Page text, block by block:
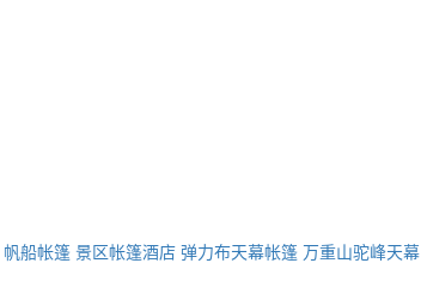
帆船帐篷 景区帐篷酒店 弹力布天幕帐篷 万重山驼峰天幕